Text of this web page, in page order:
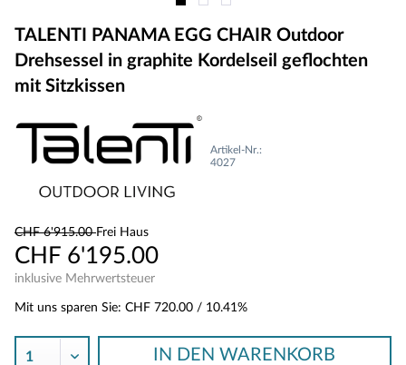
TALENTI PANAMA EGG CHAIR Outdoor
Drehsessel in graphite Kordelseil geflochten
mit Sitzkissen
Artikel-Nr.:
4027
CHF 6'915.00Frei Haus
CHF 6'195.00
inklusive Mehrwertsteuer
Mit uns sparen Sie: CHF 720.00 / 10.41%
IN DEN WARENKORB